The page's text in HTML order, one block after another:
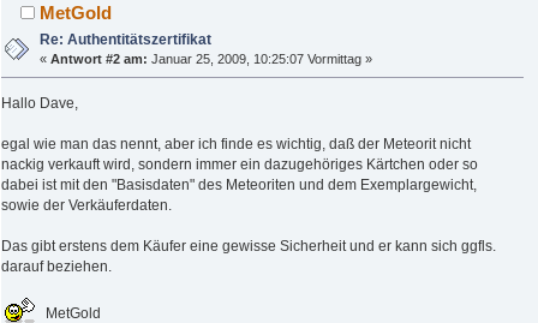
MetGold
Re: Authentitätszertifikat
«Antwort #2 am: Januar 25, 2009, 10:25:07 Vormittag »
Hallo Dave,
egal wie man das nennt, aber ich finde es wichtig, daß der Meteorit nicht
nackig verkauft wird, sondern immer ein dazugehöriges Kärtchen oder so
dabei ist mit den "Basisdaten" des Meteoriten und dem Exemplargewicht,
sowie der Verkäuferdaten.
Das gibt erstens dem Käufer eine gewisse Sicherheit und er kann sich ggfls.
darauf beziehen.
MetGold